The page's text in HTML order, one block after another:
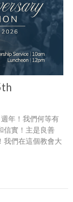
年！我們何等有
信實！主是良善
我們在這個教會大